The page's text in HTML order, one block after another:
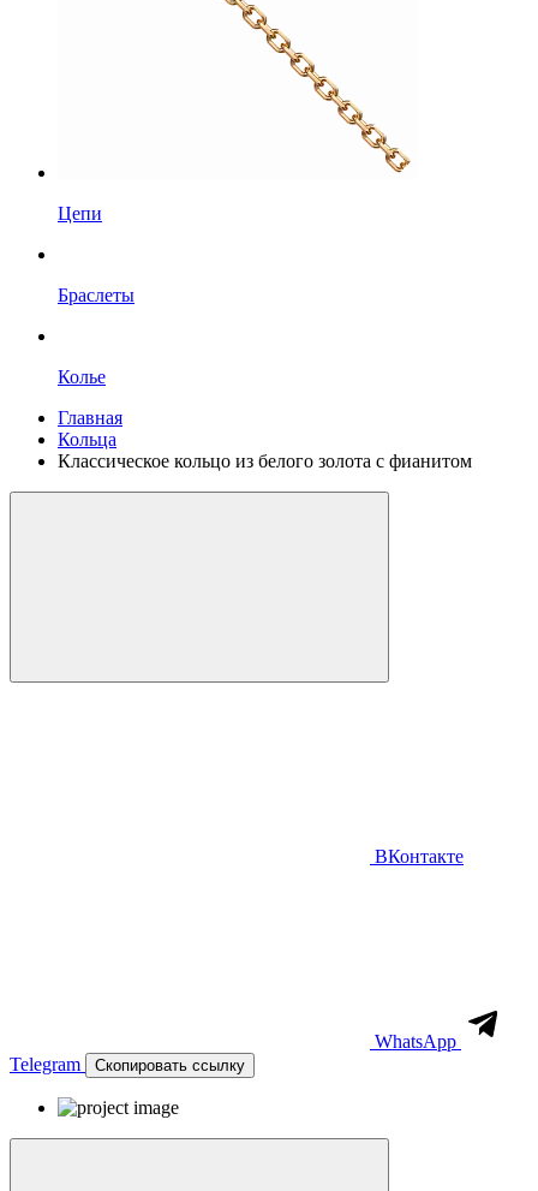
Цепи
Браслеты
Колье
Главная
Кольца
Классическое кольцо из белого золота с фианитом
ВКонтакте
WhatsApp
Telegram
Скопировать ссылку